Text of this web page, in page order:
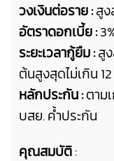
วงเงินต่อราย :สูง
อัตราดอกเบี้ย :
ระยะเวลากู้ยืม :สูง
ต้นสูงสุดไม่เกิน
หลักประกัน :ตาม
บสย. ค้ำประกัน
คุณสมบัติ: